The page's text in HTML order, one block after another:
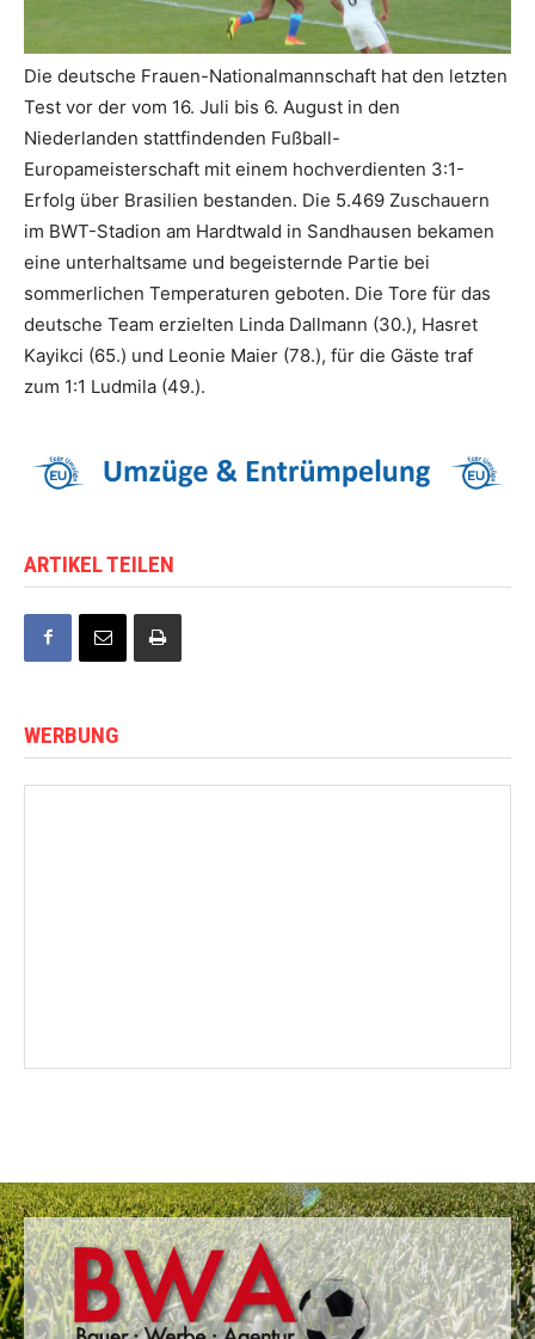
Die deutsche Frauen-Nationalmannschaft hat den letzten
Test vor der vom 16. Juli bis 6. August in den
Niederlanden stattfindenden Fußball-
Europameisterschaft mit einem hochverdienten 3:1-
Erfolg über Brasilien bestanden. Die 5.469 Zuschauern
im BWT-Stadion am Hardtwald in Sandhausen bekamen
eine unterhaltsame und begeisternde Partie bei
sommerlichen Temperaturen geboten. Die Tore für das
deutsche Team erzielten Linda Dallmann (30.), Hasret
Kayikci (65.) und Leonie Maier (78.), für die Gäste traf
zum 1:1 Ludmila (49.).
ARTIKEL TEILEN
WERBUNG